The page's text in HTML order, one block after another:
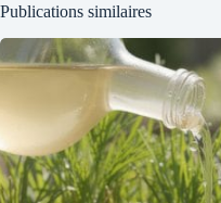
Publications similaires